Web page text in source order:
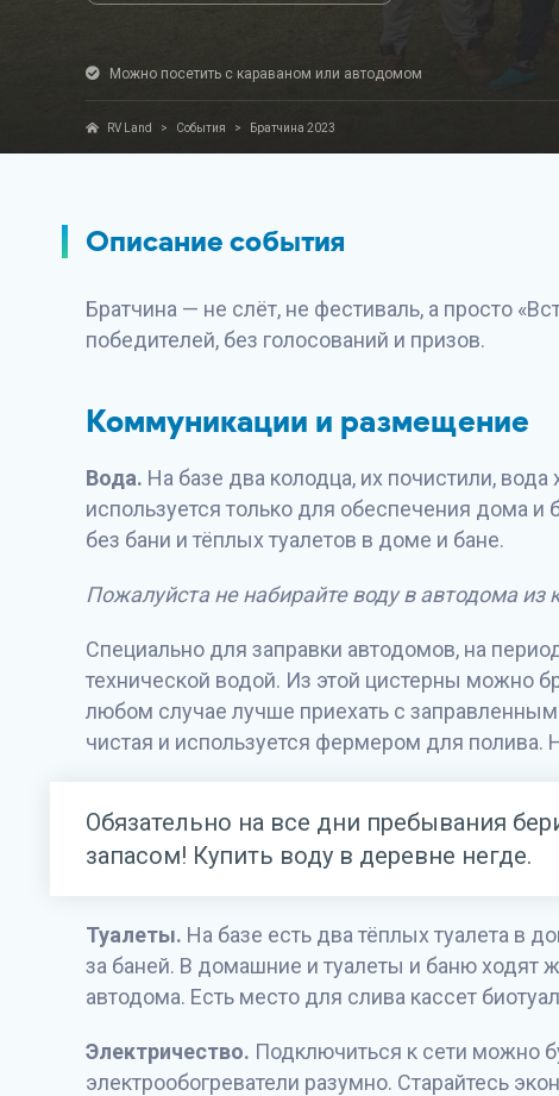
Можно посетить с караваном или автодомом
RV Land > События > Братчина 2023
Описание события
Братчина — не слёт, не фестиваль, а просто
победителей, без голосований и призов.
Коммуникации и размещение
Вода. На базе два колодца, их почистили,
используется только для обеспечения дома и
без бани и тёплых туалетов в доме и бане.
Пожалуйста не набирайте воду в автодома из
Специально для заправки автодомов, на
технической водой. Из этой цистерны можно
любом случае лучше приехать с
чистая и используется фермером для полива.
Обязательно на все дни пребывания
запасом! Купить воду в деревне негде.
Туалеты. На базе есть два тёплых туалета в
за баней. В домашние и туалеты и баню ходят
автодома. Есть место для слива кассет
Электричество. Подключиться к сети можно
электрообогреватели разумно. Старайтесь